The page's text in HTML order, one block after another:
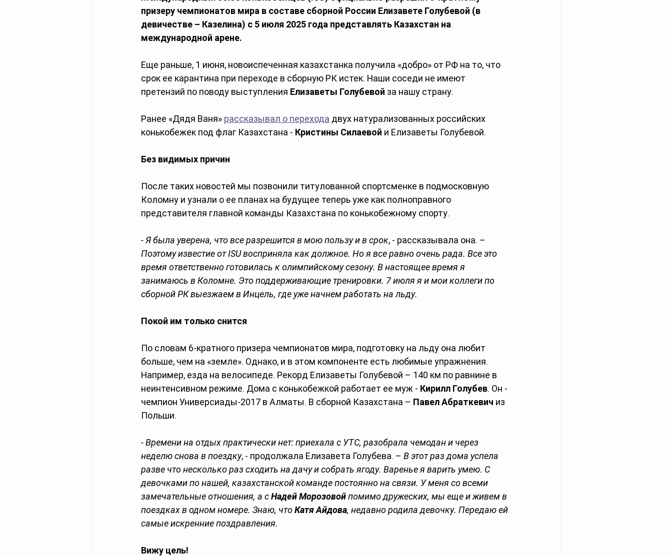
призеру чемпионатов мира в составе сборной России Елизавете Голубевой (в
девичестве – Казелина) с 5 июля 2025 года представлять Казахстан на
международной арене.
Еще раньше, 1 июня, новоиспеченная казахстанка получила «добро» от РФ на то, что
срок ее карантина при переходе в сборную РК истек. Наши соседи не имеют
претензий по поводу выступления Елизаветы Голубевой за нашу страну.
Ранее «Дядя Ваня» рассказывал о перехода двух натурализованных российских
конькобежек под флаг Казахстана - Кристины Силаевой и Елизаветы Голубевой.
Без видимых причин
После таких новостей мы позвонили титулованной спортсменке в подмосковную
Коломну и узнали о ее планах на будущее теперь уже как полноправного
представителя главной команды Казахстана по конькобежному спорту.
- Я была уверена, что все разрешится в мою пользу и в срок, - рассказывала она. –
Поэтому известие от ISU восприняла как должное. Но я все равно очень рада. Все это
время ответственно готовилась к олимпийскому сезону. В настоящее время я
занимаюсь в Коломне. Это поддерживающие тренировки. 7 июля я и мои коллеги по
сборной РК выезжаем в Инцель, где уже начнем работать на льду.
Покой им только снится
По словам 6-кратного призера чемпионатов мира, подготовку на льду она любит
больше, чем на «земле». Однако, и в этом компоненте есть любимые упражнения.
Например, езда на велосипеде. Рекорд Елизаветы Голубевой – 140 км по равнине в
неинтенсивном режиме. Дома с конькобежкой работает ее муж - Кирилл Голубев. Он -
чемпион Универсиады-2017 в Алматы. В сборной Казахстана – Павел Абраткевич из
Польши.
- Времени на отдых практически нет: приехала с УТС, разобрала чемодан и через
неделю снова в поездку, - продолжала Елизавета Голубева. – В этот раз дома успела
разве что несколько раз сходить на дачу и собрать ягоду. Варенье я варить умею. С
девочками по нашей, казахстанской команде постоянно на связи. У меня со всеми
замечательные отношения, а с Надей Морозовой помимо дружеских, мы еще и живем в
поездках в одном номере. Знаю, что Катя Айдова, недавно родила девочку. Передаю ей
самые искренние поздравления.
Вижу цель!